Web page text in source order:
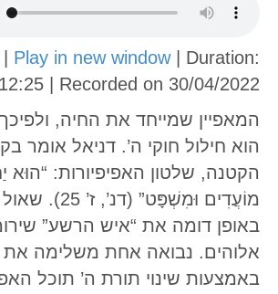
Play in new window| Duration:
12:25
Recorded on 30/04/2022
המאפיין שמייחד את החיה,
הוא חילול חוקי ה’. דניאל אומר
הקטנה, שלטון האפיפיורות: “הוּא
מוֹעֲדִים וּמִשְׁפָּט”
באופן דומה את “איש הרשע”
אלוהים. נבואה אחת משלימה
באמצעות שינוי תורת ה’ תוכל